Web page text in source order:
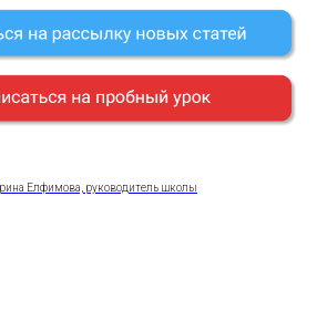
Елфимова, руководитель школы